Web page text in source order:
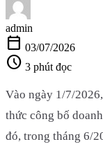
admin
calendar_today 03/07/2026
schedule 3 phút đọc
Vào ngày 1/7/
thức công bố
đó, trong tháng 6/